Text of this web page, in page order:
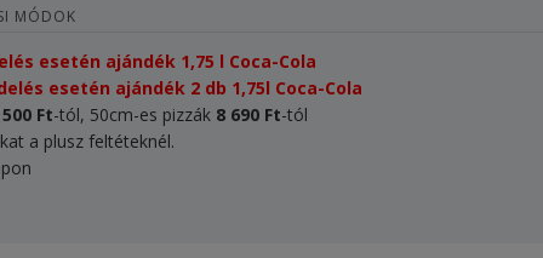
MÓDOK
esetén ajándék 1,75 l Coca-Cola
esetén ajándék 2 db 1,75l Coca-Cola
Ft-tól, 50cm-es pizzák 8 690 Ft-tól
a plusz feltéteknél.